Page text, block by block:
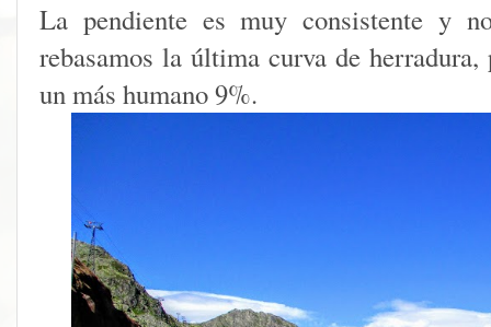
La pendiente es muy consistente y
rebasamos la última curva de
un más humano 9%.